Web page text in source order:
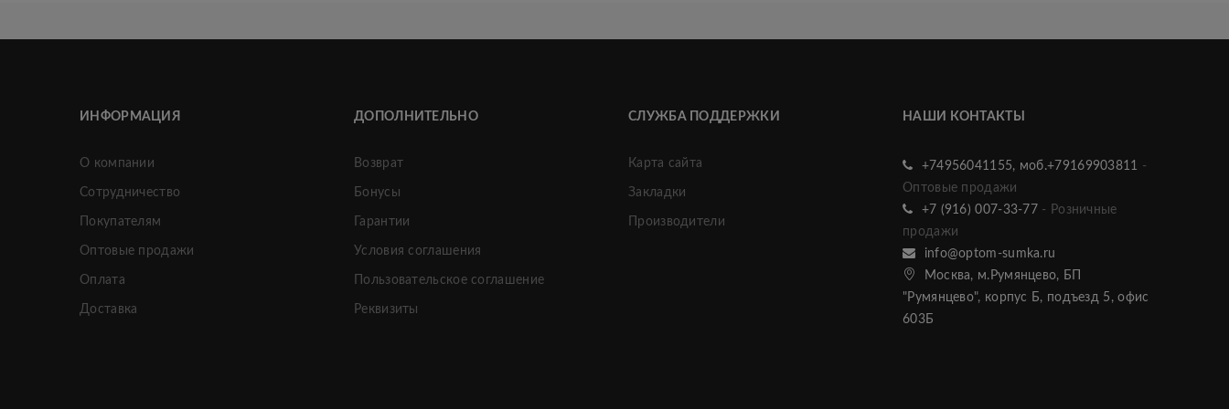
ИНФОРМАЦИЯ
О компании
Сотрудничество
Покупателям
Оптовые продажи
Оплата
Доставка
ДОПОЛНИТЕЛЬНО
Возврат
Бонусы
Гарантии
Условия соглашения
Пользовательское соглашение
Реквизиты
СЛУЖБА ПОДДЕРЖКИ
Карта сайта
Закладки
Производители
НАШИ КОНТАКТЫ
+74956041155, моб.+79169903811
-
Оптовые продажи
+7 (916) 007-33-77 - Розничные
продажи
info@optom-sumka.ru
Москва, м.Румянцево, БП
"Румянцево", корпус Б, подъезд 5, офис
603Б